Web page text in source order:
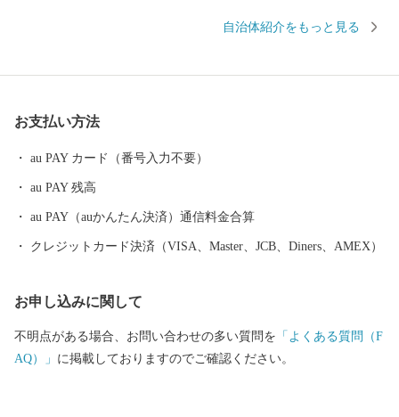
に蓄えられた水を利用し、地ビールや地酒の販売、月山湖大噴水
自治体紹介をもっと見る
お支払い方法
au PAY カード（番号入力不要）
au PAY 残高
au PAY（auかんたん決済）通信料金合算
クレジットカード決済（VISA、Master、JCB、Diners、AMEX）
お申し込みに関して
不明点がある場合、お問い合わせの多い質問を 「よくある質問（F
AQ）」 に掲載しておりますのでご確認ください。